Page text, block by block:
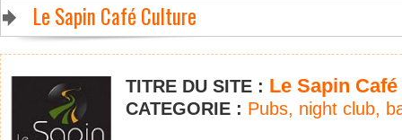
Le Sapin Café Culture
TITRE DU SITE : Le Sapin
CATEGORIE : Pubs, night club,